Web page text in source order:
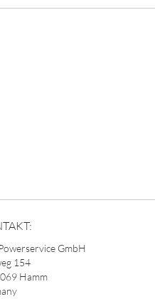
GmbH
154
Hamm